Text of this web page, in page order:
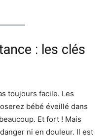
: les clés
toujours facile. Les
bébé éveillé dans
Et fort ! Mais
ni en douleur. Il est